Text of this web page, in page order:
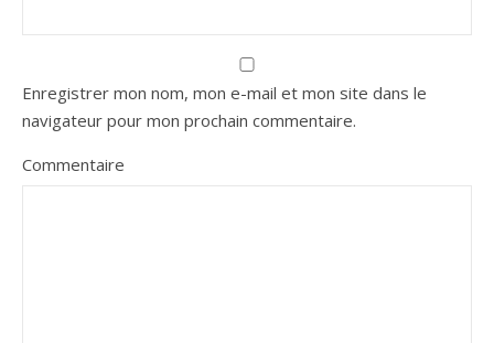
Enregistrer mon nom, mon e-mail et mon site dans le
navigateur pour mon prochain commentaire.
Commentaire